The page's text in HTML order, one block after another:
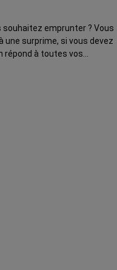
souhaitez emprunter ? Vous
une surprime, si vous devez
répond à toutes vos